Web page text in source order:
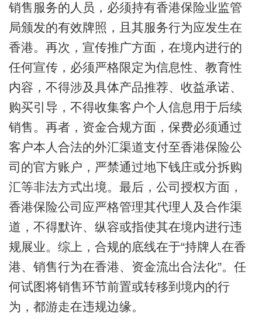
销售服务的人员，必须持有香港保险业监管
局颁发的有效牌照，且其服务行为应发生在
香港。再次，宣传推广方面，在境内进行的
任何宣传，必须严格限定为信息性、教育性
内容，不得涉及具体产品推荐、收益承诺、
购买引导，不得收集客户个人信息用于后续
销售。再者，资金合规方面，保费必须通过
客户本人合法的外汇渠道支付至香港保险公
司的官方账户，严禁通过地下钱庄或分拆购
汇等非法方式出境。最后，公司授权方面，
香港保险公司应严格管理其代理人及合作渠
道，不得默许、纵容或指使其在境内进行违
规展业。综上，合规的底线在于“持牌人在香
港、销售行为在香港、资金流出合法化”。任
何试图将销售环节前置或转移到境内的行
为，都游走在违规边缘。